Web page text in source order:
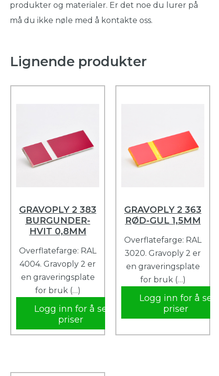
produkter og materialer. Er det noe du lurer på
må du ikke nøle med å kontakte oss.
Lignende produkter
GRAVOPLY 2 383
BURGUNDER-
HVIT 0,8MM
Overflatefarge: RAL
4004. Gravoply 2 er
en graveringsplate
for bruk (…)
Logg inn for å se
priser
GRAVOPLY 2 363
RØD-GUL 1,5MM
Overflatefarge: RAL
3020. Gravoply 2 er
en graveringsplate
for bruk (…)
Logg inn for å se
priser